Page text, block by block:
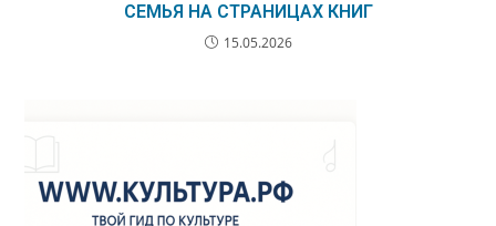
СЕМЬЯ НА СТРАНИЦАХ КНИГ
15.05.2026